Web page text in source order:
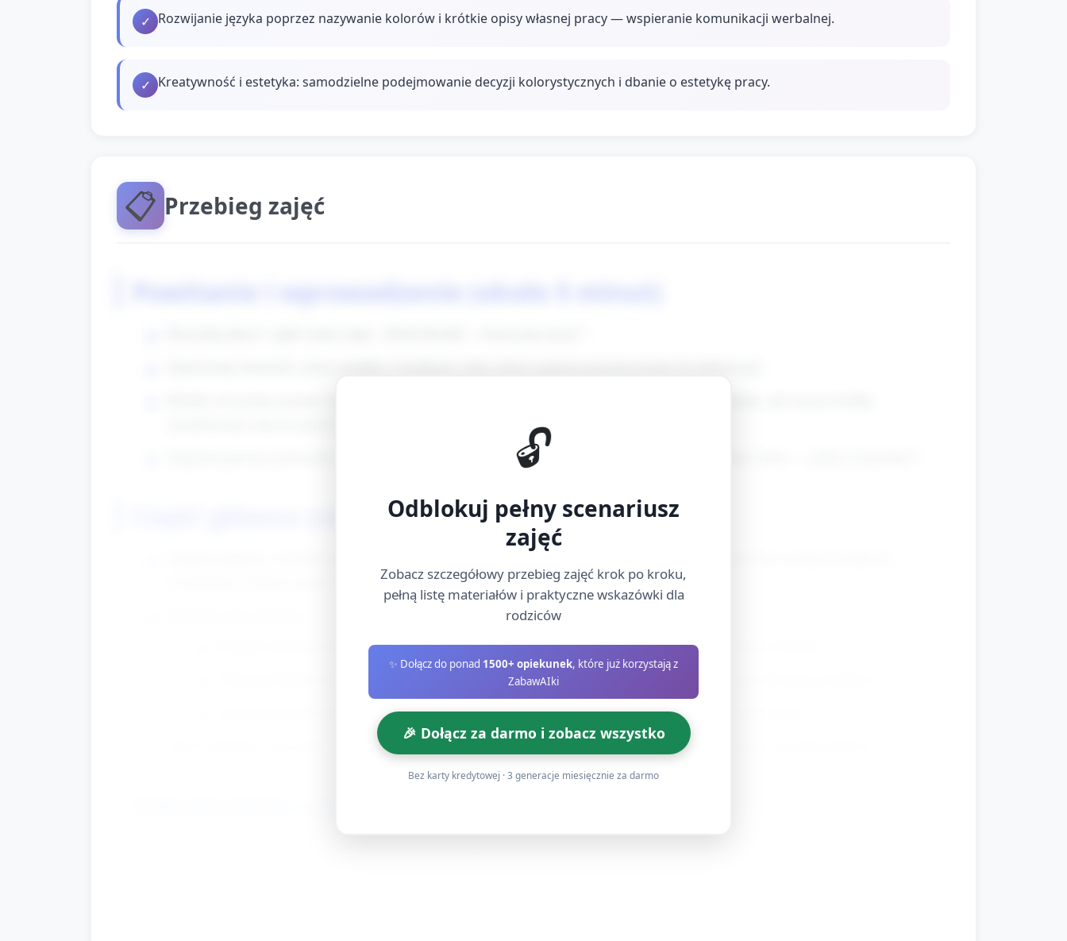
✓ Rozwijanie języka poprzez nazywanie kolorów i krótkie opisy własnej pracy — wspieranie komunikacji werbalnej.
✓ Kreatywność i estetyka: samodzielne podejmowanie decyzji kolorystycznych i dbanie o estetykę pracy.
📋 Przebieg zajęć
Powitanie i wprowadzenie (około 5 minut)
Zaśpiewaj prostą rymowankę (np. dwa krótkie wersy o kredkach) lub powiedz krótką zachętę: „Kolor, kolor — pokaż swój kolor!”.
Część główna (około 5 minut)
Zadanie grupowe: na dużym arkuszu narysowana jest szeroka tęcza podzielona na pasy (lub przygotowane są duże kształty do
wypełnienia). Każde dziecko wybiera pas/kształt do pokolorowania.
Przypisz dzieciom miejsca lub pozwól im wybierać pasy według koloru kredki, którą wcześniej wybrały.
Pokazuj krótkie wskazówki techniczne: delikatne pociągnięcia kredką, zmiana kąta trzymania dla lepszej kontroli.
Zadawaj pytania zachęcające do mowy: „Jak nazywa się twój kolor?”, „Czy ten pasek jest już gotowy?”.
Dzieci kolorują swoje paski, starając się wypełnić powierzchnię pasma i współpracować z kolegami przy łączeniu kolorów.
🔓
Odblokuj pełny scenariusz
zajęć
Zobacz szczegółowy przebieg zajęć krok po kroku,
pełną listę materiałów i praktyczne wskazówki dla
rodziców
✨ Dołącz do ponad 1500+ opiekunek, które już korzystają z
ZabawAIki
🎉 Dołącz za darmo i zobacz wszystko
Bez karty kredytowej · 3 generacje miesięcznie za darmo